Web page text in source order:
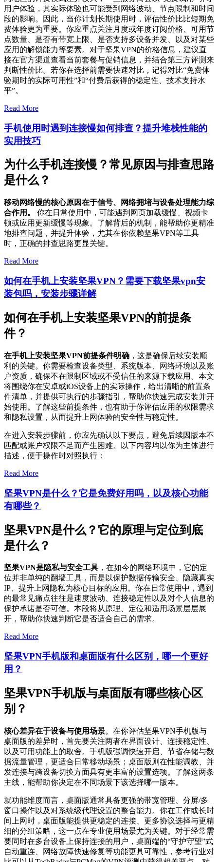
用户体验，其实际体验也可能受到网络波动、节点限制和时间
段的影响。因此，当你计划长期使用时，评估性价比比短期免
费体验更为重要。你应重点关注月度或年度订阅价格、可用节
点数量、是否有带宽上限、是否支持多设备并发、以及对某些
应用的解锁能力等要素。对于坚果VPN的价格信息，建议直
接在官方渠道查看当前套餐与促销信息，并结合第三方评测来
判断性价比。若你在选择前需要快速对比，记得对比“免费体
验期时的实际可用性”和“付费后获得的稳定性、技术支持水
平”。
Read More
手机使用时遇到连接慢如何排查？提升堆栈性能的
实用技巧
为什么手机连接慢？常见原因与排查思路
是什么？
移动网络慢的核心原因在于信号、网络拥堵与设备处理能力综
合作用。
你在日常使用中，可能遇到网页加载缓慢、视频卡
顿或应用更新缓慢等现象。了解背后的机制，能帮助你更精准
地排查问题，并提升体验，尤其在你依赖坚果VPN等工具
时，正确的排查思路更显关键。
Read More
如何在手机上安装坚果VPN？需要下载坚果vpn安
装包吗，安装步骤详解
如何在手机上安装坚果VPN的前提条
件？
在手机上安装坚果VPN前提条件明确 ，这是确保后续安装顺
利的关键。你需要检查设备类型、系统版本、网络环境以及账
户资质，确保不在限制区域或不受信任的来源下载应用。本文
将围绕你在安卓或iOS设备上的实际操作，给出清晰的前置条
件清单，并提供可执行的步骤指引，帮助你快速完成安装并开
始使用。了解这些前提条件，也有助于你评估应用的权限需求
和隐私设置，从而提升上网体验的安全性与稳定性。
在进入安装步骤前，你应先确认以下要点，避免后续因版本不
匹配或账户权限不足而产生困难。以下内容均以你为主体进行
描述，便于操作时对照执行：
Read More
坚果VPN是什么？它是免费好用吗，以及核心功能
有哪些？
坚果VPN是什么？它的原理与定位到底
是什么？
坚果VPN是隐私与安全工具 ，在如今的网络环境中，它的定
位并非单纯的翻墙工具，而是以保护数据传输安全、隐藏真实
IP、提升上网隐私为核心目标的应用。你在日常使用中，遇到
的最常见痛点往往是速度波动、连接稳定性以及对个人信息的
保护承诺是否可信。本段将从原理、定位和适用场景层层展
开，帮助你快速判断它是否适合自己的需求。
Read More
坚果VPN手机版和桌面版有什么区别，哪一个更好
用？
坚果VPN手机版与桌面版有哪些核心区
别？
核心差异在于设备与使用场景。在你评估坚果VPN手机版与
桌面版的差异时，首先要关注两者在界面设计、连接稳定性、
以及可用功能上的取舍。手机版强调快速开启、节省存储与数
据流量管理，更适合日常移动场景；桌面版则在性能调教、并
发连接与跨设备切换方面具有更丰富的设置选项。了解这两条
主线，能帮助你决定在不同场景下该选择哪一版本。
就功能维度而言，桌面版通常具备更强的带宽管理、分屏/多
窗口操作以及对系统级代理设置的整合能力。你在工作或长时
间上网时，桌面版能提供更稳定的连接、更多协议选择与更精
细的分组策略，这一点在专业使用场景尤为关键。对于经常需
要同时在多台设备上保持连接的用户，桌面端的“守护守望”式
自动重连、网络故障快速修复等功能更具可靠性，参考行业对